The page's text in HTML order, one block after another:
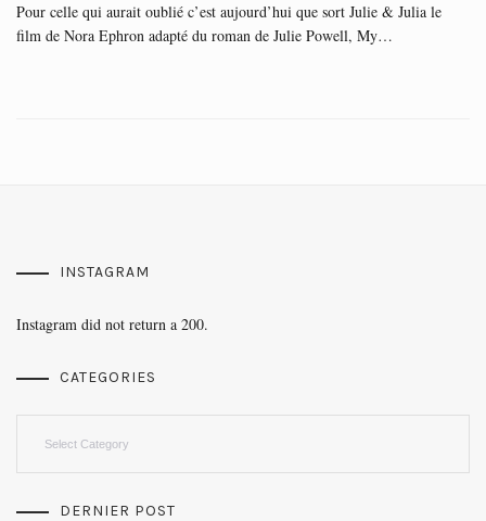
Pour celle qui aurait oublié c’est aujourd’hui que sort Julie & Julia le
film de Nora Ephron adapté du roman de Julie Powell, My…
INSTAGRAM
Instagram did not return a 200.
CATEGORIES
DERNIER POST